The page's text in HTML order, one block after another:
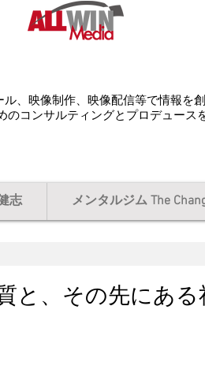
、映像制作、映像配信等で情報を
コンサルティングとプロデュース
志 メンタルジム The
と、その先にある